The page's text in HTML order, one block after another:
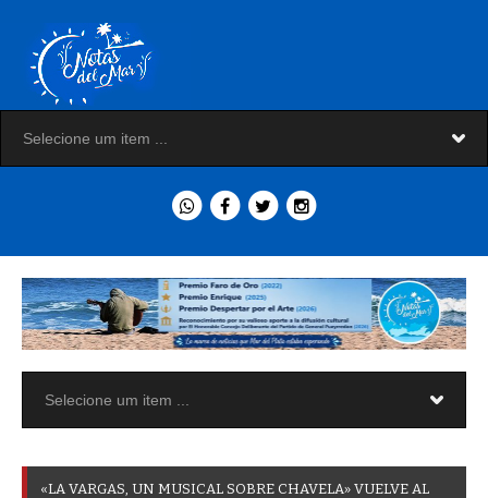
«LA VARGAS UN MUSICAL SOBRE CHAVELA» VUELVE AL